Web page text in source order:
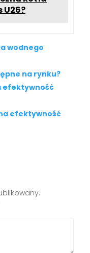
U26?
wodnego
na rynku?
efektywność
efektywność